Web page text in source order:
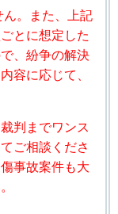
ん。また、上記
とに想定した
、紛争の解決
容に応じて、
判までワンス
ご相談くださ
事故案件も大